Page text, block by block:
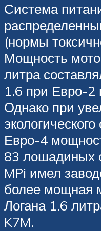
Система
(нормы
Мощность
литра
1.6 при Евро-2
Однако при
Евро-4
83 лошадиных
MPi имел
более мощная
Логана 1.6
K7M.